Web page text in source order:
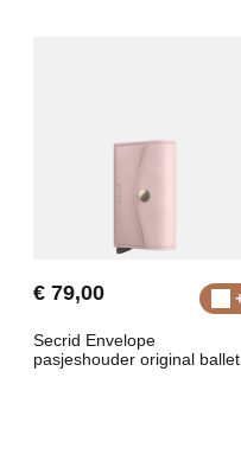
€ 79,00
Secrid Envelope
pasjeshouder original ballet